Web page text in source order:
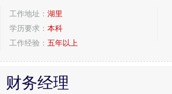
工作地址： 湖里
学历要求： 本科
工作经验： 五年以上
财务经理